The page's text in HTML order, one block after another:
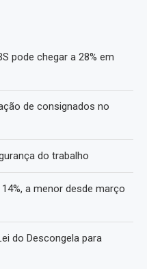
pode chegar a 28% em
de consignados no
do trabalho
a menor desde março
do Descongela para